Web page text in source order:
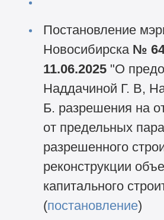
Постановление
Новосибирска №
11.06.2025"О
Наддачиной Г. В,
Б. разрешения на
от предельных
разрешенного
реконструкции
капитального
(постановление)